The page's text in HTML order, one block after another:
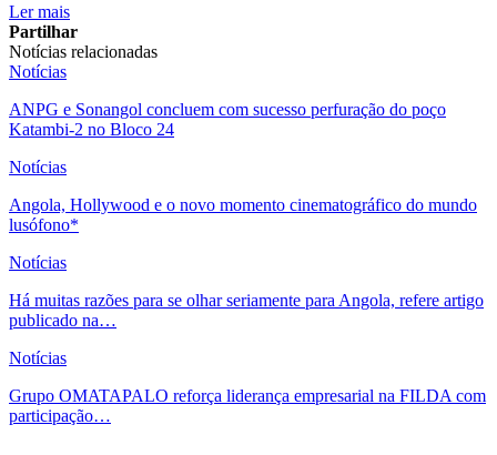
Ler mais
Partilhar
Notícias relacionadas
Notícias
ANPG e Sonangol concluem com sucesso perfuração do poço
Katambi-2 no Bloco 24
Notícias
Angola, Hollywood e o novo momento cinematográfico do mundo
lusófono*
Notícias
Há muitas razões para se olhar seriamente para Angola, refere artigo
publicado na…
Notícias
Grupo OMATAPALO reforça liderança empresarial na FILDA com
participação…